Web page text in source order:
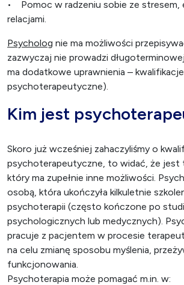
• Pomoc w radzeniu sobie ze stresem,
relacjami.
Psycholog nie ma możliwości
zazwyczaj nie prowadzi
ma dodatkowe uprawnienia – kwalifikacje
psychoterapeutyczne).
Kim jest
Skoro już wcześniej zahaczyliśmy o
psychoterapeutyczne, to widać, że jest
który ma zupełnie inne możliwości.
osobą, która ukończyła kilkuletnie
psychoterapii (często kończone po
psychologicznych lub medycznych).
pracuje z pacjentem w procesie
na celu zmianę sposobu myślenia,
funkcjonowania.
Psychoterapia może pomagać m.in. w: